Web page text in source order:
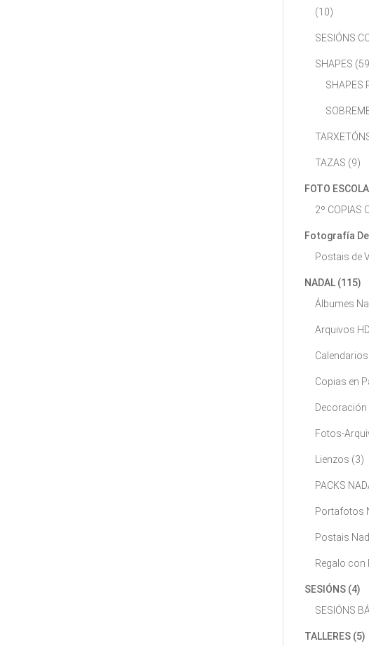
(10)
SESIÓNS
SHAPES
SHAPES
TAZAS (9)
FOTO
2º COPIAS
Fotografía
Postais de
NADAL (115)
Álbumes
Arquivos HD
Calendarios
Copias en
Decoración
Fotos-
Lienzos (3)
PACKS
Portafotos
Postais
Regalo con
SESIÓNS (4)
SESIÓNS
TALLERES (5)